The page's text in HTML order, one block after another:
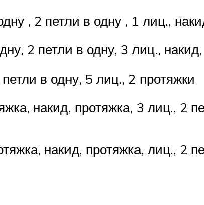
, 2 петли в одну , 1 лиц.,
2 петли в одну, 3 лиц.,
в одну, 5 лиц., 2 протяжки
накид, протяжка, 3 лиц., 2
накид, протяжка, лиц., 2